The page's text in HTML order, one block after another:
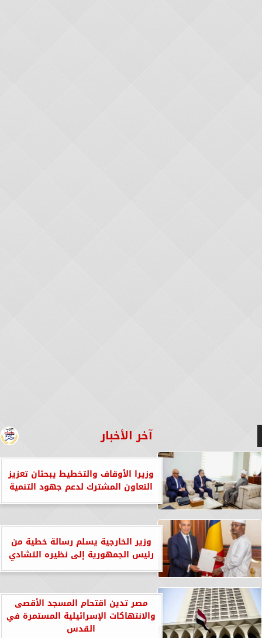
آخر الأخبار
وزيرا الأوقاف والتخطيط يبحثان تعزيز
التعاون المشترك لدعم جهود التنمية
وزير الخارجية يسلم رسالة خطية من
رئيس الجمهورية إلى نظيره التشادي
مصر تدين اقتحام المسجد الأقصى
والانتهاكات الإسرائيلية المستمرة في
القدس